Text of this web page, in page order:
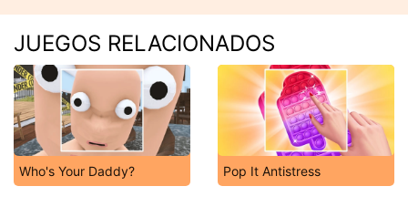
JUEGOS RELACIONADOS
Who's Your Daddy? Pop It Antistress